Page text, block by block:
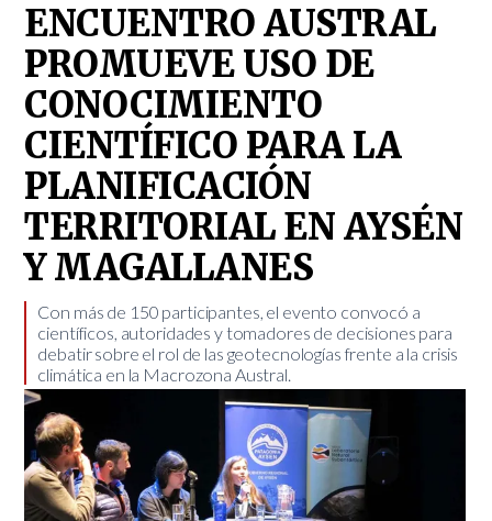
ENCUENTRO AUSTRAL
PROMUEVE USO DE
CONOCIMIENTO
CIENTÍFICO PARA LA
PLANIFICACIÓN
TERRITORIAL EN AYSÉN
Y MAGALLANES
​Con más de 150 participantes, el evento convocó a
científicos, autoridades y tomadores de decisiones para
debatir sobre el rol de las geotecnologías frente a la crisis
climática en la Macrozona Austral.